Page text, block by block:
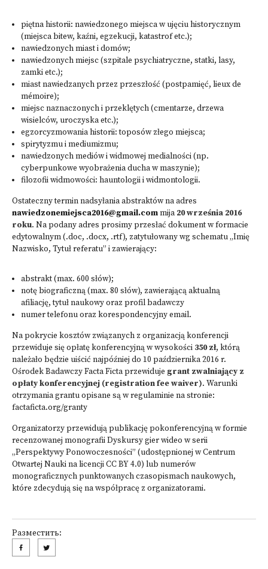
piętna historii: nawiedzonego miejsca w ujęciu historycznym
(miejsca bitew, kaźni, egzekucji, katastrof etc.);
nawiedzonych miast i domów;
nawiedzonych miejsc (szpitale psychiatryczne, statki, lasy,
zamki etc.);
miast nawiedzanych przez przeszłość (postpamięć, lieux de
mémoire);
miejsc naznaczonych i przeklętych (cmentarze, drzewa
wisielców, uroczyska etc.);
egzorcyzmowania historii: toposów złego miejsca;
spirytyzmu i mediumizmu;
nawiedzonych mediów i widmowej medialności (np.
cyberpunkowe wyobrażenia ducha w maszynie);
filozofii widmowości: hauntologii i widmontologii.
Ostateczny termin nadsyłania abstraktów na adres
nawiedzonemiejsca2016@gmail.commija 20 września 2016
roku. Na podany adres prosimy przesłać dokument w formacie
edytowalnym (.doc, .docx, .rtf), zatytułowany wg schematu „Imię
Nazwisko, Tytuł referatu” i zawierający:
abstrakt (max. 600 słów);
notę biograficzną (max. 80 słów), zawierającą aktualną
afiliację, tytuł naukowy oraz profil badawczy
numer telefonu oraz korespondencyjny email.
Na pokrycie kosztów związanych z organizacją konferencji
przewiduje się opłatę konferencyjną w wysokości 350 zł, którą
należało będzie uiścić najpóźniej do 10 października 2016 r.
Ośrodek Badawczy Facta Ficta przewiduje grant zwalniający z
opłaty konferencyjnej (registration fee waiver). Warunki
otrzymania grantu opisane są w regulaminie na stronie:
factaficta.org/granty
Organizatorzy przewidują publikację pokonferencyjną w formie
recenzowanej monografii Dyskursy gier wideo w serii
„Perspektywy Ponowoczesności” (udostępnionej w Centrum
Otwartej Nauki na licencji CC BY 4.0) lub numerów
monograficznych punktowanych czasopismach naukowych,
które zdecydują się na współpracę z organizatorami.
Разместить: